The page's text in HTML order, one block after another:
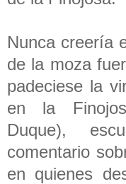
Nunca creería
de la moza
padeciese la
en la
Duque),
comentario
en quienes